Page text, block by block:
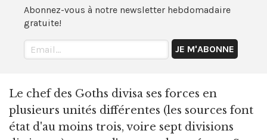
Abonnez-vous à notre newsletter hebdomadaire
gratuite!
Le chef des Goths divisa ses forces en
plusieurs unités différentes (les sources font
état d'au moins trois, voire sept divisions